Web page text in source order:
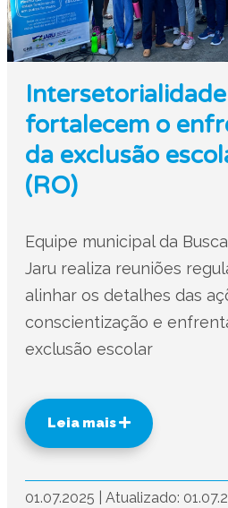
fortalecem o
da exclusão
(RO)
Equipe municipal da
Jaru realiza reuniões
alinhar os detalhes das
conscientização e
exclusão escolar
Leia mais
01.07.2025 Atualizado: